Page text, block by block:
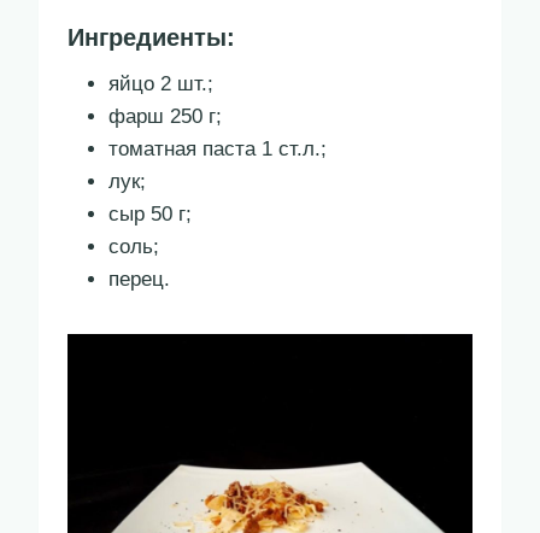
Ингредиенты:
яйцо 2 шт.;
фарш 250 г;
томатная паста 1 ст.л.;
лук;
сыр 50 г;
соль;
перец.